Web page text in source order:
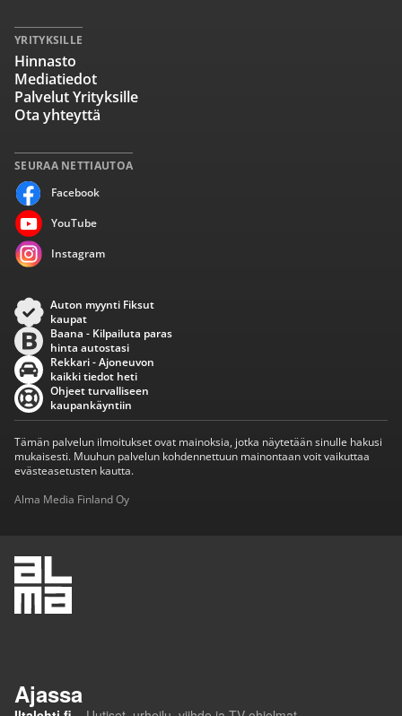
SEURAA NETTIAUTOA
Facebook
YouTube
Instagram
YRITYKSILLE
Hinnasto
Mediatiedot
Palvelut Yrityksille
Ota yhteyttä
Auton myynti Fiksut
kaupat
Baana - Kilpailuta paras
hinta autostasi
Rekkari - Ajoneuvon
kaikki tiedot heti
Ohjeet turvalliseen
kaupankäyntiin
Tämän palvelun ilmoitukset ovat mainoksia, jotka näytetään sinulle hakusi
mukaisesti. Muuhun palvelun kohdennettuun mainontaan voit vaikuttaa
evästeasetusten kautta.
Alma Media Finland Oy